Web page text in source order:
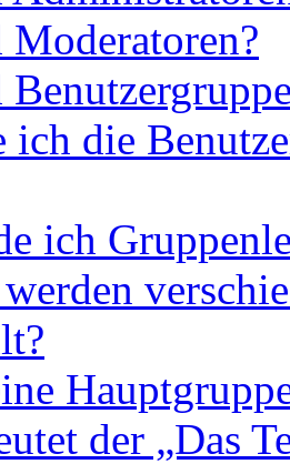
Moderatoren?
ich die
ich
der „Das